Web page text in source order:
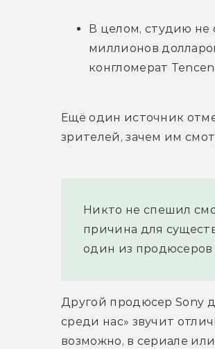
В целом, студию не
миллионов
конгломерат
Ещё один источник
зрителей, зачем им
Никто не спешил
причина для
один из продюсеров
Другой продюсер Sony
среди нас» звучит
возможно, в сериале